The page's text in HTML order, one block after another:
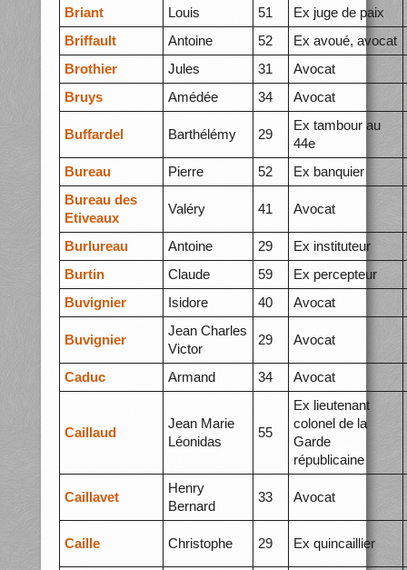
Briant Louis 51
Ex juge de paix
Briffault
Antoine 52
Ex avoué, avocat
Brothier
Jules 31
Avocat
Bruys
Amédée 34 Avocat
Buffardel Barthélémy 29
Ex tambour au
44e
Bureau
Pierre 52
Ex banquier
Bureau des
Etiveaux
Valéry 41 Avocat
Burlureau Antoine 29
Ex instituteur
Burtin
Claude 59
Ex percepteur
Buvignier
Isidore 40 Avocat
Buvignier
Jean Charles
Victor
29 Avocat
Caduc Armand 34 Avocat
Caillaud
Jean Marie
Léonidas
55
Ex lieutenant
colonel de la
Garde
républicaine
Caillavet
Henry
Bernard
33 Avocat
Caille Christophe 29 Ex quincaillier